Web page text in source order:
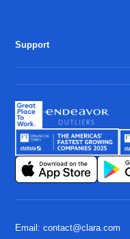
Support
Email: contact@clara.com